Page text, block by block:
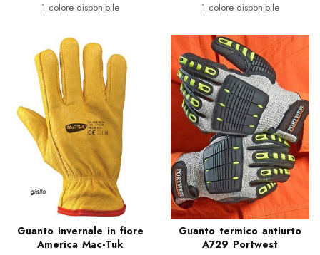
1 colore disponibile 1 colore disponibile
Guanto invernale in fiore
America Mac-Tuk
Guanto termico antiurto
A729 Portwest